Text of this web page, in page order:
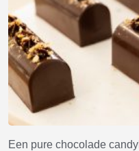
Een pure chocolade